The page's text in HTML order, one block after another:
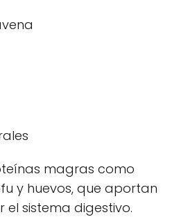
magras como
y huevos, que aportan
el sistema digestivo.